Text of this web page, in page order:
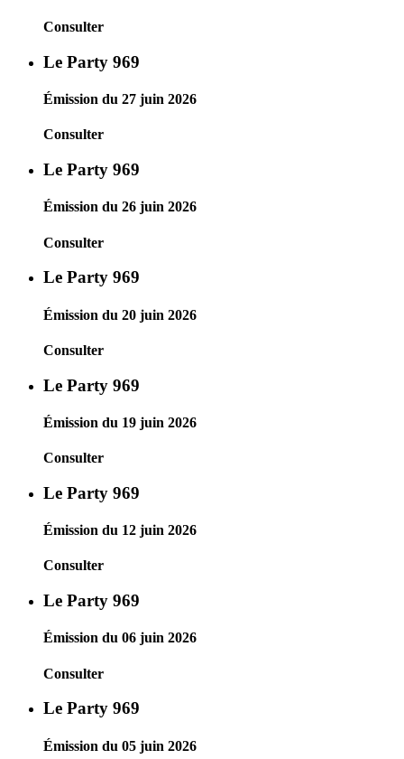
Consulter
Le Party 969
Émission du 27 juin 2026
Consulter
Le Party 969
Émission du 26 juin 2026
Consulter
Le Party 969
Émission du 20 juin 2026
Consulter
Le Party 969
Émission du 19 juin 2026
Consulter
Le Party 969
Émission du 12 juin 2026
Consulter
Le Party 969
Émission du 06 juin 2026
Consulter
Le Party 969
Émission du 05 juin 2026